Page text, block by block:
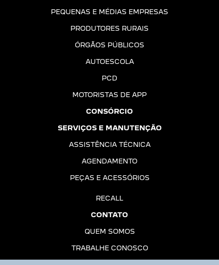
PEQUENAS E MÉDIAS EMPRESAS
PRODUTORES RURAIS
ÓRGÃOS PÚBLICOS
AUTOESCOLA
PCD
MOTORISTAS DE APP
CONSÓRCIO
SERVIÇOS E MANUTENÇÃO
ASSISTÊNCIA TÉCNICA
AGENDAMENTO
PEÇAS E ACESSÓRIOS
RECALL
CONTATO
QUEM SOMOS
TRABALHE CONOSCO